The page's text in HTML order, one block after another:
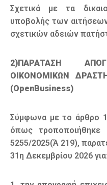
Σχετικά με τα
υποβολής των
σχετικών αδειών
2)ΠΑΡΑΤΑΣΗ
ΟΙΚΟΝΟΜΙΚΩΝ
(OpenBusiness)
Σύμφωνα με το άρθρο
όπως
5255/2025(Ά 219),
31η Δεκεμβρίου 2026 για: